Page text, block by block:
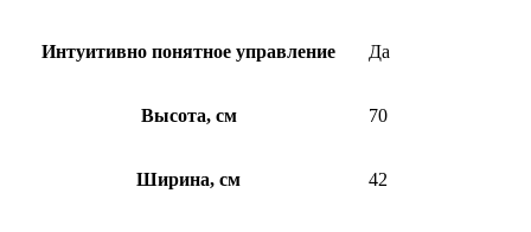
Интуитивно понятное управление Да
Высота, см 70
Ширина, см 42